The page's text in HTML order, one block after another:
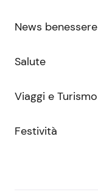
News benessere
Salute
Viaggi e Turismo
Festività